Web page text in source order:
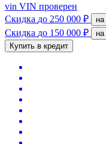
vin VIN проверен
Скидка до 250 000 ₽
Скидка до 150 000 ₽
Купить в кредит